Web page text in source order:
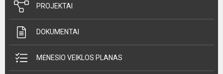
PROJEKTAI
DOKUMENTAI
MĖNESIO VEIKLOS PLANAS